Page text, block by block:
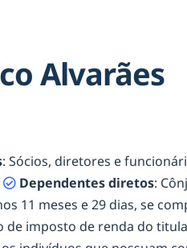
Alvarães
: Sócios, diretores e
Dependentes diretos:
11 meses e 29 dias, se
de imposto de renda do